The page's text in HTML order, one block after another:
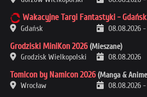
Wakacyjne Targi Fantastyki -
Gdańsk
08.08.2026 -
Grodziski MiniKon 2026 (Mieszane)
Grodzisk Wielkopolski
08.08.2026
Tomicon by Namicon 2026 (Manga &
Wrocław
08.08.2026 -